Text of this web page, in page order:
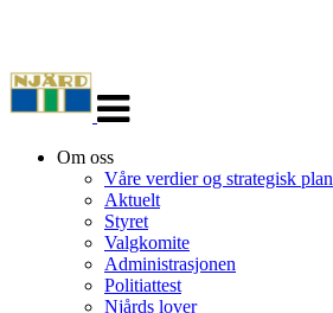
navigasjon
Om oss
Våre verdier og strategisk plan
Aktuelt
Styret
Valgkomite
Administrasjonen
Politiattest
Njårds lover